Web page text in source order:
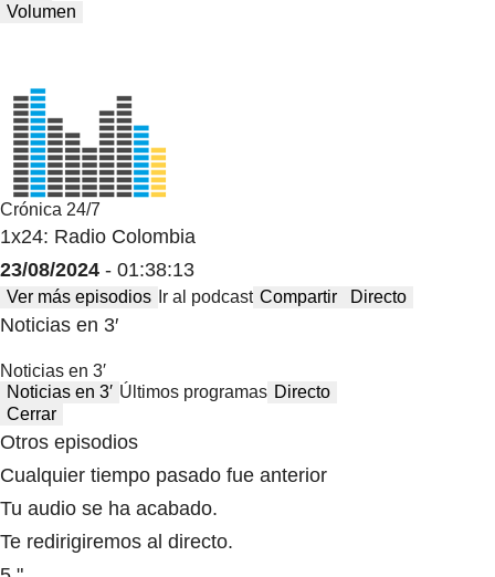
Volumen
Crónica 24/7
1x24: Radio Colombia
23/08/2024 - 01:38:13
Ver más episodios Ir al podcast Compartir Directo
Noticias en 3′
Noticias en 3′
Noticias en 3′ Últimos programas Directo
Cerrar
Otros episodios
Cualquier tiempo pasado fue anterior
Tu audio se ha acabado.
Te redirigiremos al directo.